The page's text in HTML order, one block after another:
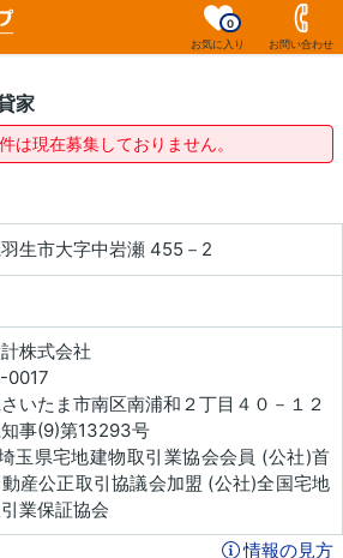
お気に入り
0
お問い合わせ
家
は現在募集しておりません。
生市大字中岩瀬 455－2
株式会社
0017
いたま市南区南浦和２丁目４０－１２
事(9)第13293号
玉県宅地建物取引業協会会員 (公社)首
産公正取引協議会加盟 (公社)全国宅地
業保証協会
情報の見方